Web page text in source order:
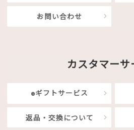
お問い合わせ
カスタマーサ
eギフトサービス
返品・交換について